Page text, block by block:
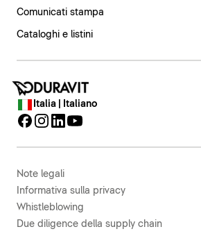
Comunicati stampa
Cataloghi e listini
Italia | Italiano
Note legali
Informativa sulla privacy
Whistleblowing
Due diligence della supply chain